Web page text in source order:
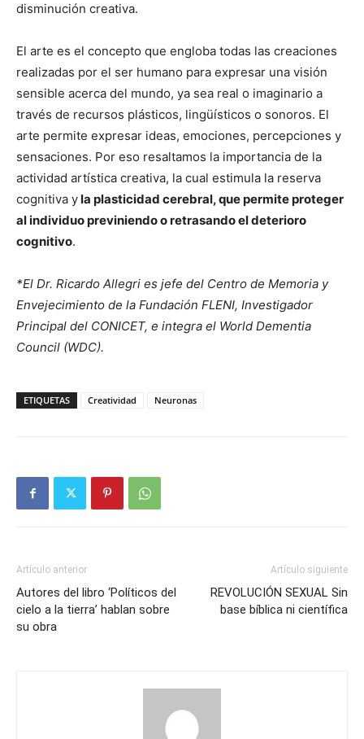
disminución creativa.
El arte es el concepto que engloba todas las creaciones
realizadas por el ser humano para expresar una visión
sensible acerca del mundo, ya sea real o imaginario a
través de recursos plásticos, lingüísticos o sonoros. El
arte permite expresar ideas, emociones, percepciones y
sensaciones. Por eso resaltamos la importancia de la
actividad artística creativa, la cual estimula la reserva
cognitiva yla plasticidad cerebral, que permite proteger
al individuo previniendo o retrasando el deterioro
cognitivo.
*El Dr. Ricardo Allegri es jefe del Centro de Memoria y
Envejecimiento de la Fundación FLENI, Investigador
Principal del CONICET, e integra el World Dementia
Council (WDC).
ETIQUETAS Creatividad Neuronas
Artículo anterior
Autores del libro ‘Políticos del
cielo a la tierra’ hablan sobre
su obra
Artículo siguiente
REVOLUCIÓN SEXUAL Sin
base bíblica ni científica